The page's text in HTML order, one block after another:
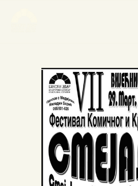
НАСЛОВНА
НОВОСТИ
НАЈАВА ДОГАЂАЈА
БАНСКИ ДВОР
ФОТОГРАФИЈЕ
ВИДЕО
КОНТАКТ